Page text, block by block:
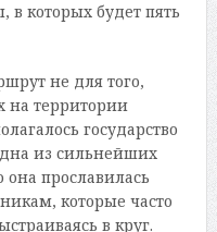
в которых будет пять
не для того,
на территории
государство
из сильнейших
прославилась
которые часто
в круг.